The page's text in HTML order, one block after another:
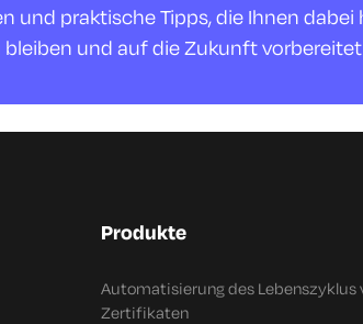
und praktische Tipps, die Ihnen
und auf die Zukunft
Produkte
Automatisierung des Lebenszyklus
Zertifikaten